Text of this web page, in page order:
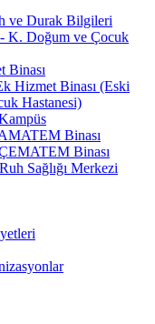
ve Durak Bilgileri
K. Doğum ve Çocuk
Binası
Hizmet Binası (Eski
Hastanesi)
Binası
Binası
Sağlığı Merkezi